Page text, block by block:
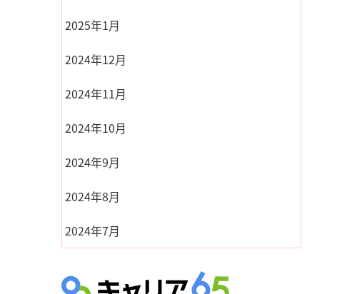
2025年1月
2024年12月
2024年11月
2024年10月
2024年9月
2024年8月
2024年7月